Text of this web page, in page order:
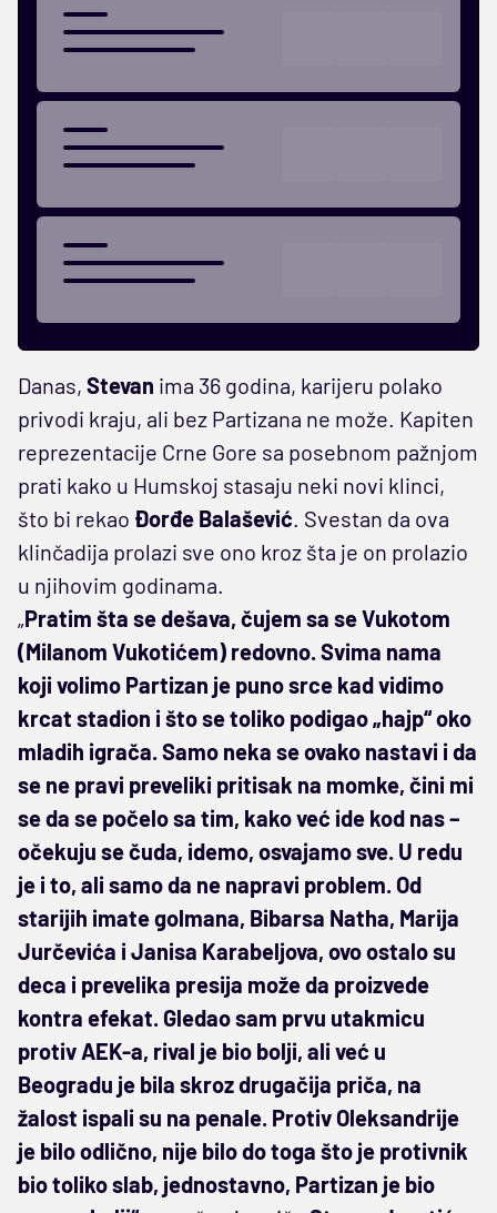
Danas, Stevan ima 36 godina, karijeru polako
privodi kraju, ali bez Partizana ne može. Kapiten
reprezentacije Crne Gore sa posebnom pažnjom
prati kako u Humskoj stasaju neki novi klinci,
što bi rekao Đorđe Balašević. Svestan da ova
klinčadija prolazi sve ono kroz šta je on prolazio
u njihovim godinama.
„Pratim šta se dešava, čujem sa se Vukotom
(Milanom Vukotićem) redovno. Svima nama
koji volimo Partizan je puno srce kad vidimo
krcat stadion i što se toliko podigao „hajp“ oko
mladih igrača. Samo neka se ovako nastavi i da
se ne pravi preveliki pritisak na momke, čini mi
se da se počelo sa tim, kako već ide kod nas –
očekuju se čuda, idemo, osvajamo sve. U redu
je i to, ali samo da ne napravi problem. Od
starijih imate golmana, Bibarsa Natha, Marija
Jurčevića i Janisa Karabeljova, ovo ostalo su
deca i prevelika presija može da proizvede
kontra efekat. Gledao sam prvu utakmicu
protiv AEK-a, rival je bio bolji, ali već u
Beogradu je bila skroz drugačija priča, na
žalost ispali su na penale. Protiv Oleksandrije
je bilo odlično, nije bilo do toga što je protivnik
bio toliko slab, jednostavno, Partizan je bio